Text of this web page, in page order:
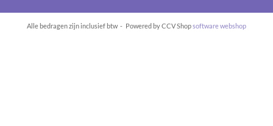
Alle bedragen zijn inclusief btw - Powered by CCV Shopsoftware webshop